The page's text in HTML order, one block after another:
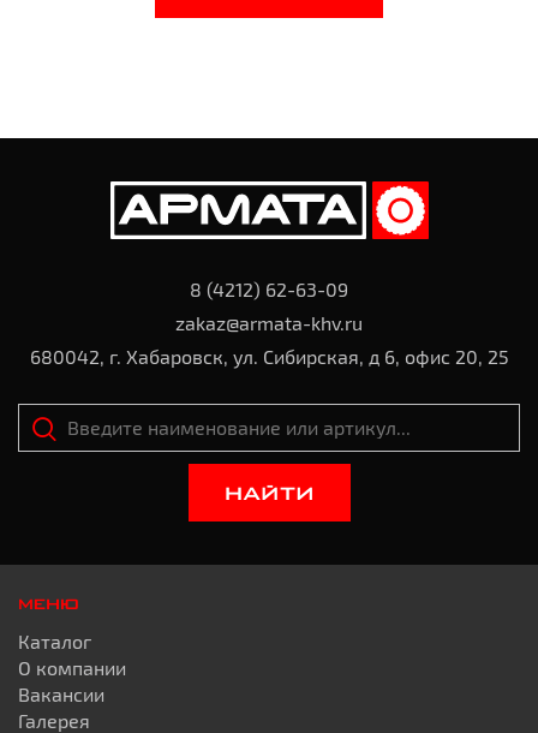
8 (4212) 62-63-09
zakaz@armata-khv.ru
680042, г. Хабаровск, ул. Сибирская, д 6, офис 20, 25
НАЙТИ
МЕНЮ
Каталог
О компании
Вакансии
Галерея